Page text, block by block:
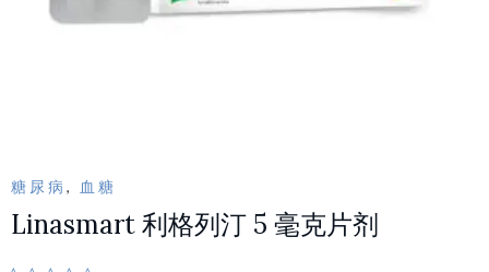
糖尿病 , 血糖
Linasmart 利格列汀 5 毫克片剂